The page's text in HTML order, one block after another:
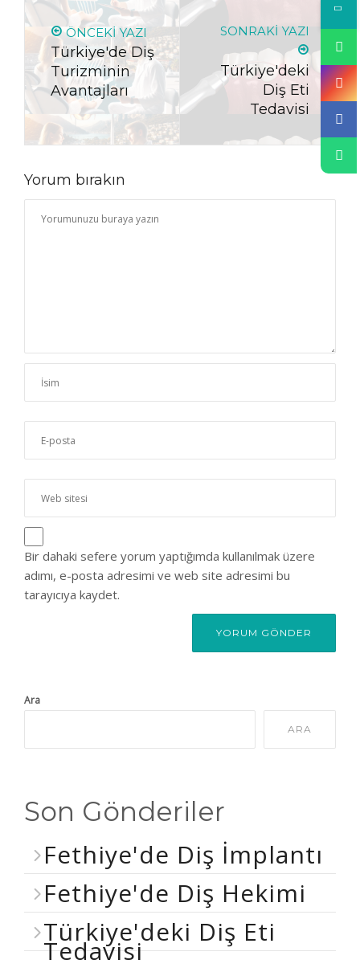
ÖNCEKI YAZI
Türkiye'de Diş
Turizminin
Avantajları
SONRAKI YAZI
Türkiye'deki
Diş Eti
Tedavisi
Yorum bırakın
Bir dahaki sefere yorum yaptığımda kullanılmak üzere
adımı, e-posta adresimi ve web site adresimi bu
tarayıcıya kaydet.
Ara
ARA
Son Gönderiler
Fethiye'de Diş İmplantı
Fethiye'de Diş Hekimi
Türkiye'deki Diş Eti
Tedavisi